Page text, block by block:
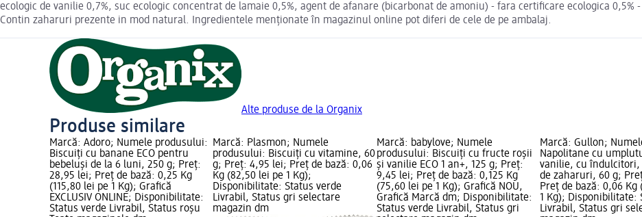
ecologic de vanilie 0,7%, suc ecologic concentrat de lamaie 0,5%, agent de afanare (bicarbonat de amoniu) - fara certificare ecologica 0,5%
Contin zaharuri prezente in mod natural. Ingredientele menționate în magazinul online pot diferi de cele de pe ambalaj.
Alte produse de la Organix
Produse similare
Marcă: Adoro; Numele produsului:
Biscuiți cu banane ECO pentru
bebeluși de la 6 luni, 250 g; Preț:
28,95 lei; Preț de bază: 0,25 Kg
(115,80 lei pe 1 Kg); Grafică
EXCLUSIV ONLINE; Disponibilitate:
Status verde Livrabil, Status roșu
Marcă: Plasmon; Numele
produsului: Biscuiți cu vitamine, 60
g; Preț: 4,95 lei; Preț de bază: 0,06
Kg (82,50 lei pe 1 Kg);
Disponibilitate: Status verde
Livrabil, Status gri selectare
magazin dm
Marcă: babylove; Numele
produsului: Biscuiți cu fructe roșii
și vanilie ECO 1 an+, 125 g; Preț:
9,45 lei; Preț de bază: 0,125 Kg
(75,60 lei pe 1 Kg); Grafică NOU,
Grafică Marcă dm; Disponibilitate:
Status verde Livrabil, Status gri
Marcă: Gullon;
Napolitane cu
vanilie, cu îndulcitori,
de zaharuri, 60 g;
Preț de bază: 0,06 Kg
1 Kg); Disponibilitate:
Livrabil, Status gri